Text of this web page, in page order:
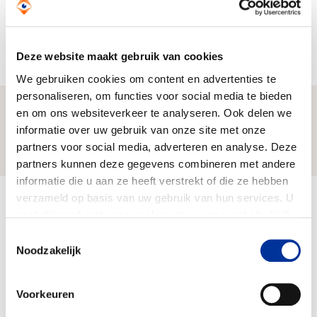
Deze website maakt gebruik van cookies
We gebruiken cookies om content en advertenties te
personaliseren, om functies voor social media te bieden
en om ons websiteverkeer te analyseren. Ook delen we
informatie over uw gebruik van onze site met onze
partners voor social media, adverteren en analyse. Deze
partners kunnen deze gegevens combineren met andere
informatie die u aan ze heeft verstrekt of die ze hebben
verzameld op basis van uw gebruik van hun services. U
Noodzakelijk
Voorkeuren
een handicap. Want het zijn vaak de meest
op het gebied van onderwijs en gezondheidszorg.
Zo bereiken we ons doel
Doelbesteding (2025)